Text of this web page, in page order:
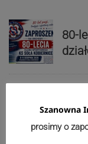
80-
Szanowna
prosimy o